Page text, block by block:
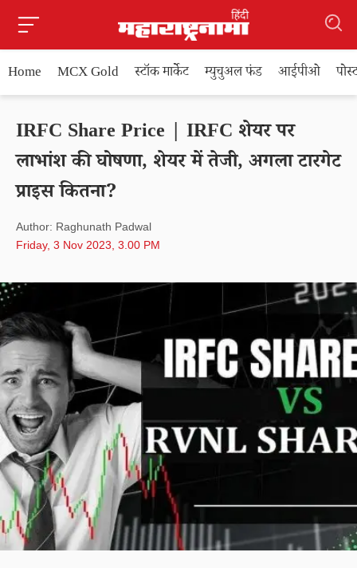
Home MCX Gold स्टॉक मार्केट म्युचुअल फंड आईपीओ
IRFC Share Price | IRFC शेयर पर
लाभांश की घोषणा, शेयर में तेजी, अगला टारगेट
प्राइस कितना?
Author: Raghunath Padwal
Friday, 3 Nov 2023, 3.00 PM